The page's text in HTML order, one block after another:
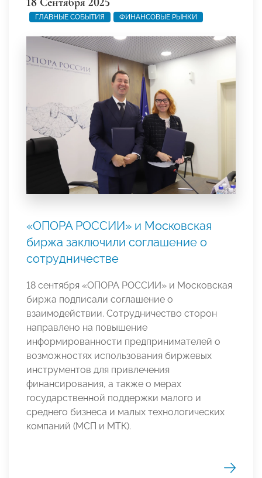
ГЛАВНЫЕ СОБЫТИЯ ФИНАНСОВЫЕ РЫНКИ
«ОПОРА РОССИИ» и Московская
биржа заключили соглашение о
сотрудничестве
18 сентября «ОПОРА РОССИИ» и Московская
биржа подписали соглашение о
взаимодействии. Сотрудничество сторон
направлено на повышение
информированности предпринимателей о
возможностях использования биржевых
инструментов для привлечения
финансирования, а также о мерах
государственной поддержки малого и
среднего бизнеса и малых технологических
компаний (МСП и МТК).